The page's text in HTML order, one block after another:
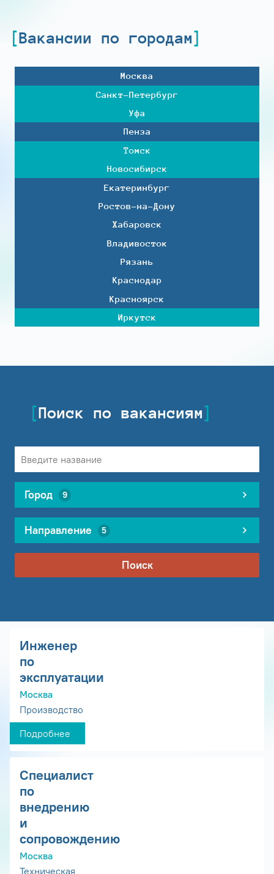
Вакансии по городам
Москва
Санкт-Петербург
Уфа
Пенза
Томск
Новосибирск
Екатеринбург
Ростов-на-Дону
Хабаровск
Владивосток
Рязань
Краснодар
Красноярск
Иркутск
Поиск по вакансиям
Город 9
Направление 5
Поиск
Инженер
по
эксплуатации
Москва
Производство
Подробнее
Специалист
по
внедрению
и
сопровождению
Москва
Техническая